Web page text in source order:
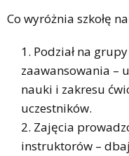
Co wyróżnia szkołę
Podział na
zaawansowania –
nauki i zakresu
uczestników.
Zajęcia
instruktorów –